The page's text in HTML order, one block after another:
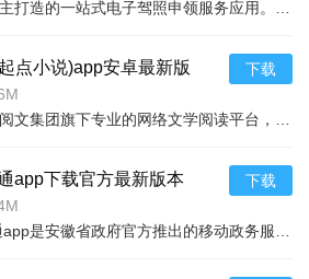
点小说)app安卓最新版
2026手机版
下载
app下载官方最新版本
手机版
下载